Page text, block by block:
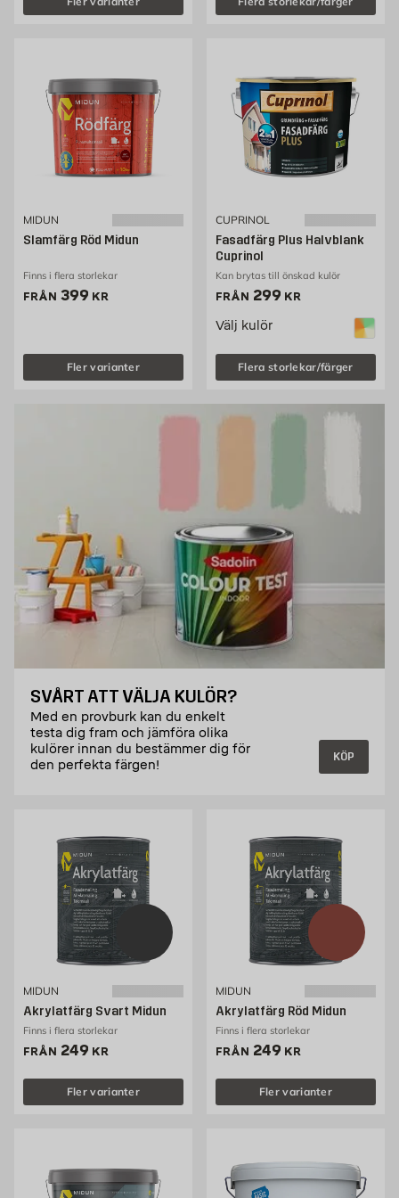
MIDUN
Slamfärg Röd Midun
Finns i flera storlekar
FRÅN Pris 399 kr
399 KR
Fler varianter
CUPRINOL
Fasadfärg Plus Halvblank
Cuprinol
Kan brytas till önskad kulör
FRÅN Pris 299 kr
299 KR
Välj kulör
Flera storlekar/färger
SVÅRT ATT VÄLJA KULÖR?
Med en provburk kan du enkelt
testa dig fram och jämföra olika
kulörer innan du bestämmer dig för
den perfekta färgen!
KÖP
MIDUN
Akrylatfärg Svart Midun
Finns i flera storlekar
FRÅN Pris 249 kr
249 KR
Fler varianter
MIDUN
Akrylatfärg Röd Midun
Finns i flera storlekar
FRÅN Pris 249 kr
249 KR
Fler varianter